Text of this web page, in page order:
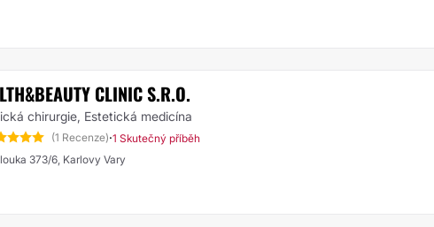
CLINIC S.R.O.
chirurgie, Estetická medicína
(1 Recenze)·1 Skutečný příběh
373/6, Karlovy Vary